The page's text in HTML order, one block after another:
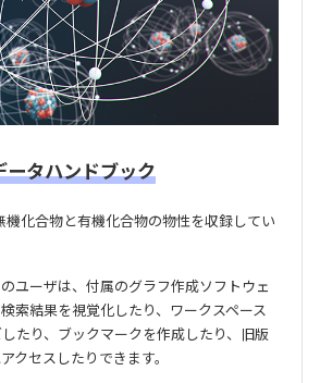
ータハンドブック
機化合物と有機化合物の物性を収録してい
ユーザは、付属のグラフ作成ソフトウェ
索結果を視覚化したり、ワークスペース
たり、ブックマークを作成したり、旧版
クセスしたりできます。